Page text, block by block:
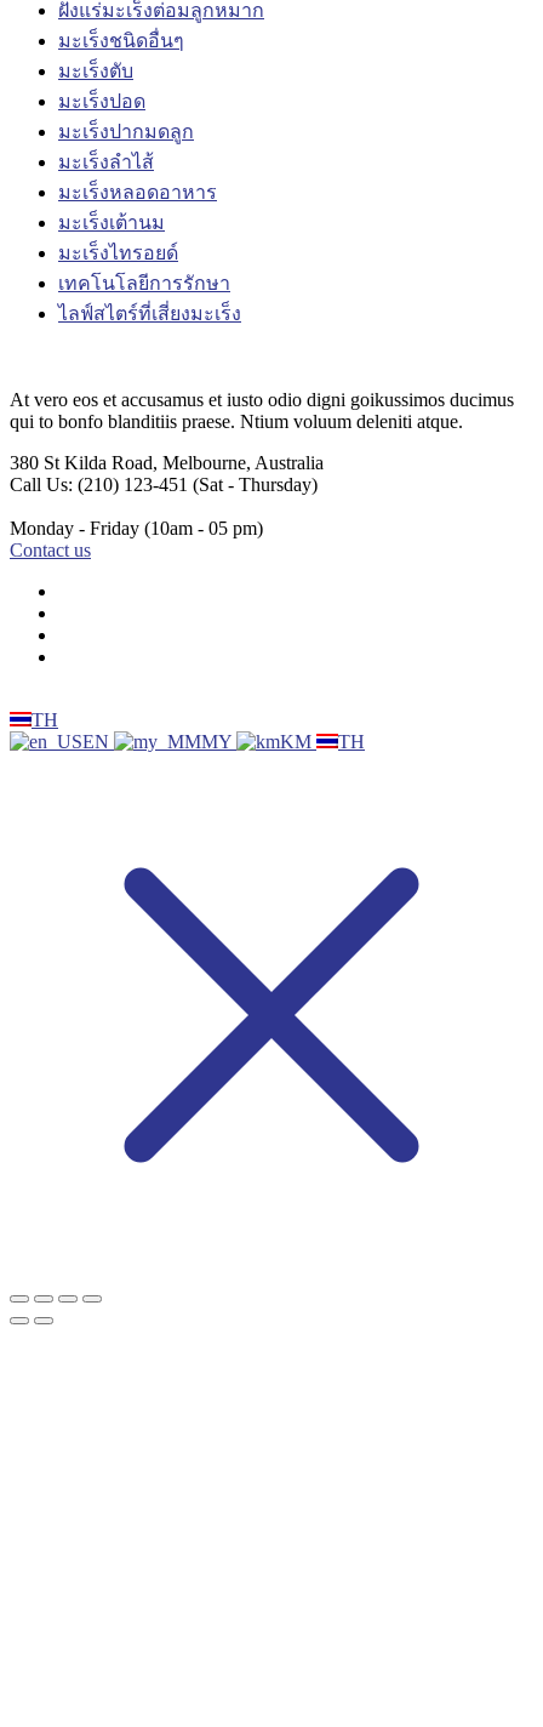
ฝังแร่มะเร็งต่อมลูกหมาก
มะเร็งชนิดอื่นๆ
มะเร็งตับ
มะเร็งปอด
มะเร็งปากมดลูก
มะเร็งลำไส้
มะเร็งหลอดอาหาร
มะเร็งเต้านม
มะเร็งไทรอยด์
เทคโนโลยีการรักษา
ไลฟ์สไตร์ที่เสี่ยงมะเร็ง
At vero eos et accusamus et iusto odio digni goikussimos ducimus
qui to bonfo blanditiis praese. Ntium voluum deleniti atque.
380 St Kilda Road, Melbourne, Australia
Call Us: (210) 123-451 (Sat - Thursday)
Monday - Friday (10am - 05 pm)
Contact us
TH
EN
MY KM TH